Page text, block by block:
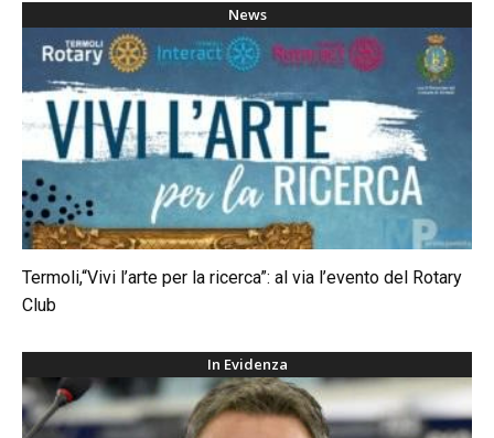
News
Termoli,“Vivi l’arte per la ricerca”: al via l’evento del Rotary
Club
In Evidenza